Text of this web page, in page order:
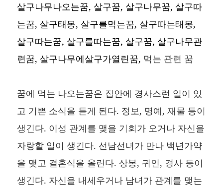
살구나무나오는꿈, 살구꿈, 살구나무꿈, 살구따
는꿈, 살구태몽, 살구를먹는꿈, 살구따는태몽,
살구따는꿈, 살구를따는꿈, 살구꿈, 살구나무관
련꿈, 살구나무에살구가열린꿈, 먹는 관련 꿈
꿈에 먹는 나오는꿈은 집안에 경사스런 일이 있
고 기쁜 소식을 듣게 된다. 정보, 명예, 재물 등이
생긴다. 이성 관계를 맺을 기회가 오거나 자신을
자랑할 일이 생긴다. 선남선녀가 만나 백년가약
을 맺고 결혼식을 올린다. 상봉, 귀인, 경사 등이
생긴다. 자신을 내세우거나 남녀가 관계를 맺는